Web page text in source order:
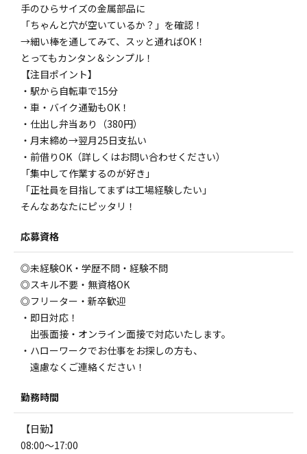
手のひらサイズの金属部品に
「ちゃんと穴が空いているか？」を確認！
→細い棒を通してみて、スッと通ればOK！
とってもカンタン＆シンプル！
【注目ポイント】
・駅から自転車で15分
・車・バイク通勤もOK！
・仕出し弁当あり（380円）
・月末締め→翌月25日支払い
・前借りOK（詳しくはお問い合わせください）
「集中して作業するのが好き」
「正社員を目指してまずは工場経験したい」
そんなあなたにピッタリ！
応募資格
◎未経験OK・学歴不問・経験不問
◎スキル不要・無資格OK
◎フリーター・新卒歓迎
・即日対応！
出張面接・オンライン面接で対応いたします。
・ハローワークでお仕事をお探しの方も、
遠慮なくご連絡ください！
勤務時間
【日勤】
08:00～17:00